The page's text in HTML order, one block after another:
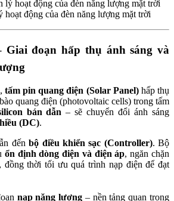
hoạt động của đèn năng lượng mặt trời
Giai đoạn hấp thụ ánh sáng và
tấm pin quang điện (Solar Panel)hấp thụ
quang điện (photovoltaic cells) trong tấm
bán dẫn – sẽ chuyển đổi ánh sáng
(DC).
đếnbộ điều khiển sạc (Controller). Bộ
ổn định dòng điện và điện áp, ngăn chặn
đồng thời tối ưu quá trình nạp điện để đạt
nạp năng lượng – nền tảng quan trọng